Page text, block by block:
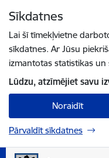
Sīkdatnes
Lai šī tīmekļvietne
sīkdatnes. Ar Jūsu
izmantotas statistikas
Lūdzu, atzīmējiet savu
Noraidīt
Pārvaldīt sīkdatnes